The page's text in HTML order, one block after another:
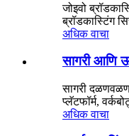
जोइवो
ब्रॉडकास्टिंग
अधिक वाचा
सागरी आणि
सागरी
प्लॅटफॉर्म,
अधिक वाचा